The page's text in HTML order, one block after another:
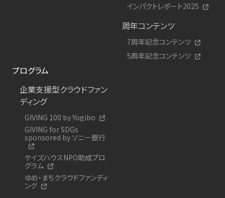
インパクトレポート2025
周年コンテンツ
7周年記念コンテンツ
5周年記念コンテンツ
プログラム
企業支援型クラウドファン
ディング
GIVING 100 by Yogibo
GIVING for SDGs
sponsored by ソニー銀行
ケイズハウスNPO助成プロ
グラム
ゆめ・まちクラウドファンディ
ング